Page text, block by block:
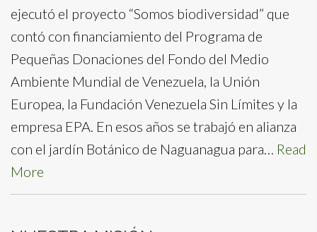
ejecutó el proyecto “Somos biodiversidad” que
contó con financiamiento del Programa de
Pequeñas Donaciones del Fondo del Medio
Ambiente Mundial de Venezuela, la Unión
Europea, la Fundación Venezuela Sin Límites y la
empresa EPA. En esos años se trabajó en alianza
con el jardín Botánico de Naguanagua para… Read
More